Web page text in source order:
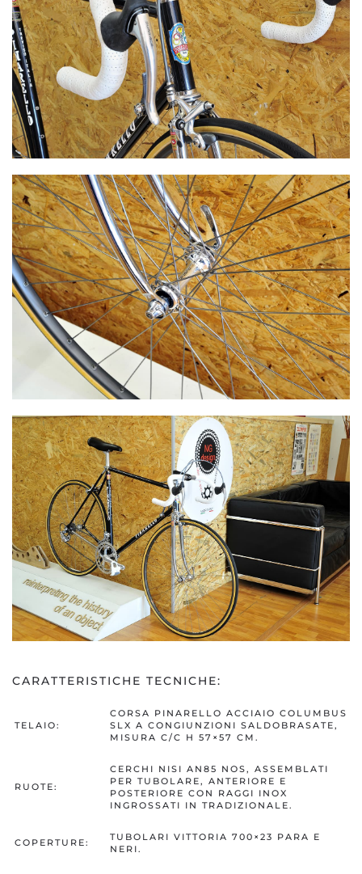
CARATTERISTICHE TECNICHE:
TELAIO:
CORSA PINARELLO ACCIAIO COLUMBUS
SLX A CONGIUNZIONI SALDOBRASATE,
MISURA C/C H 57×57 CM.
RUOTE:
CERCHI NISI AN85 NOS, ASSEMBLATI
PER TUBOLARE, ANTERIORE E
POSTERIORE CON RAGGI INOX
INGROSSATI IN TRADIZIONALE.
COPERTURE:
TUBOLARI VITTORIA 700×23 PARA E
NERI.